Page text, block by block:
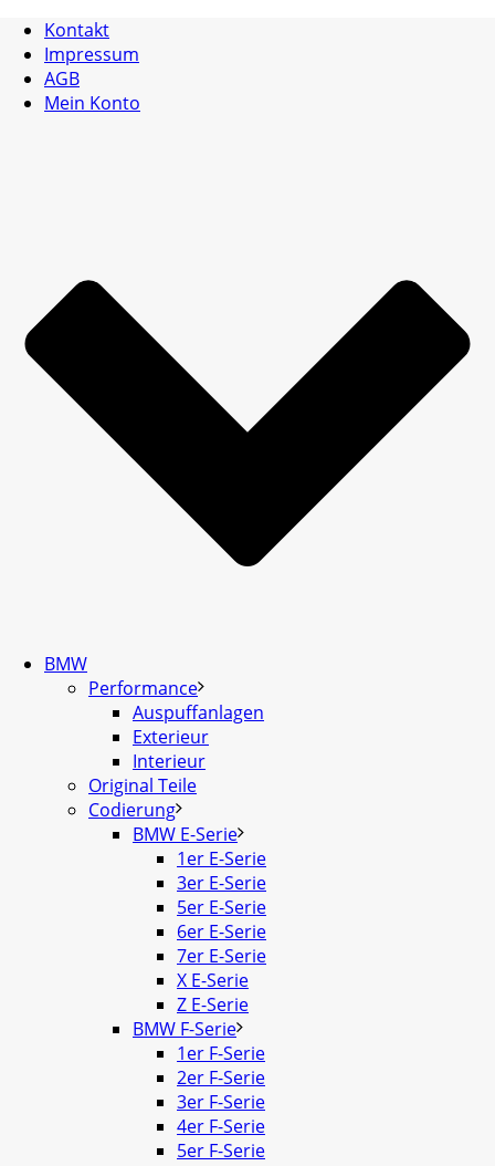
Kontakt
Impressum
AGB
Mein Konto
BMW
Performance
Auspuffanlagen
Exterieur
Interieur
Original Teile
Codierung
BMW E-Serie
1er E-Serie
3er E-Serie
5er E-Serie
6er E-Serie
7er E-Serie
X E-Serie
Z E-Serie
BMW F-Serie
1er F-Serie
2er F-Serie
3er F-Serie
4er F-Serie
5er F-Serie